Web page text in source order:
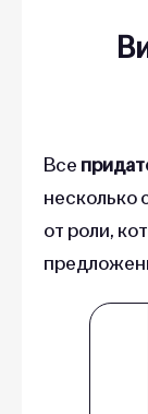
Все
несколько
от роли,